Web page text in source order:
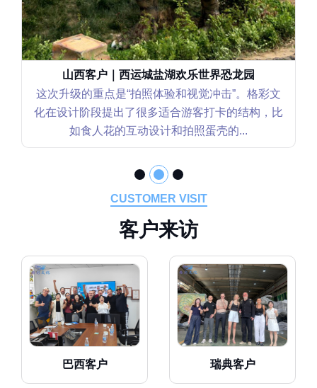
山西客户｜西运城盐湖欢乐世界恐龙园
这次升级的重点是“拍照体验和视觉冲击”。格彩文
化在设计阶段提出了很多适合游客打卡的结构，比
如食人花的互动设计和拍照蛋壳的...
CUSTOMER VISIT
客户来访
巴西客户 瑞典客户